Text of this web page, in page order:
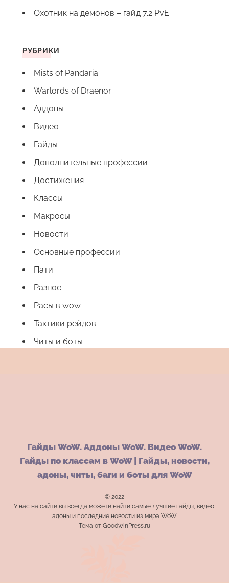
Охотник на демонов – гайд 7.2 PvE
РУБРИКИ
Mists of Pandaria
Warlords of Draenor
Аддоны
Видео
Гайды
Дополнительные профессии
Достижения
Классы
Макросы
Новости
Основные профессии
Пати
Разное
Расы в wow
Тактики рейдов
Читы и боты
Гайды WoW. Аддоны WoW. Видео WoW.
Гайды по классам в WoW | Гайды, новости,
адоны, читы, баги и боты для WoW
© 2022
У нас на сайте вы всегда можете найти самые лучшие гайды, видео,
адоны и последние новости из мира WoW
Тема от GoodwinPress.ru